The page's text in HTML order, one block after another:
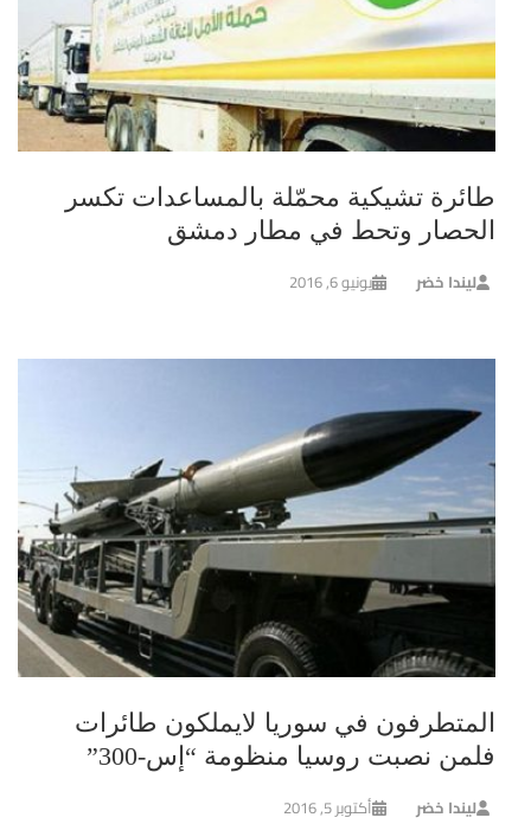
طائرة تشيكية محمّلة بالمساعدات تكسر
الحصار وتحط في مطار دمشق
ليندا خضر يونيو 6, 2016
المتطرفون في سوريا لايملكون طائرات
فلمن نصبت روسيا منظومة “إس-300”
ليندا خضر أكتوبر 5, 2016